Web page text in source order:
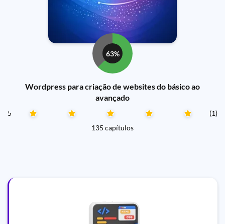
63%
Wordpress para criação de websites do básico ao
avançado
5
(1)
135 capítulos